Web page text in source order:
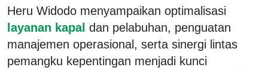
Heru Widodo menyampaikan optimalisasi
layanan kapal dan pelabuhan, penguatan
manajemen operasional, serta sinergi lintas
pemangku kepentingan menjadi kunci